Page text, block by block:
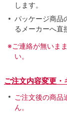
します。
パッケージ商品
るメーカーへ直
※ご連絡が無いま
い。
ご注文内容変更・
ご注文後の商品
ん。